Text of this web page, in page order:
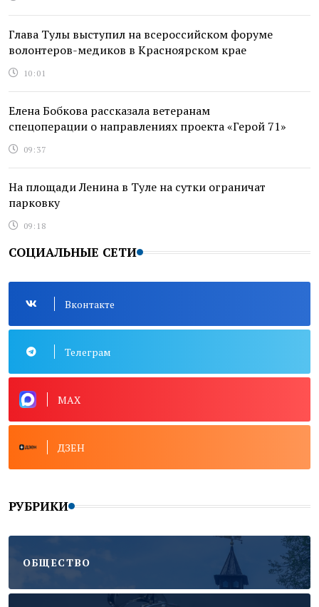
Глава Тулы выступил на всероссийском форуме
волонтеров-медиков в Красноярском крае
10:01
Елена Бобкова рассказала ветеранам
спецоперации о направлениях проекта «Герой 71»
09:37
На площади Ленина в Туле на сутки ограничат
парковку
09:18
СОЦИАЛЬНЫЕ СЕТИ
Вконтакте
Телеграм
MAX
ДЗЕН
РУБРИКИ
ОБЩЕСТВО